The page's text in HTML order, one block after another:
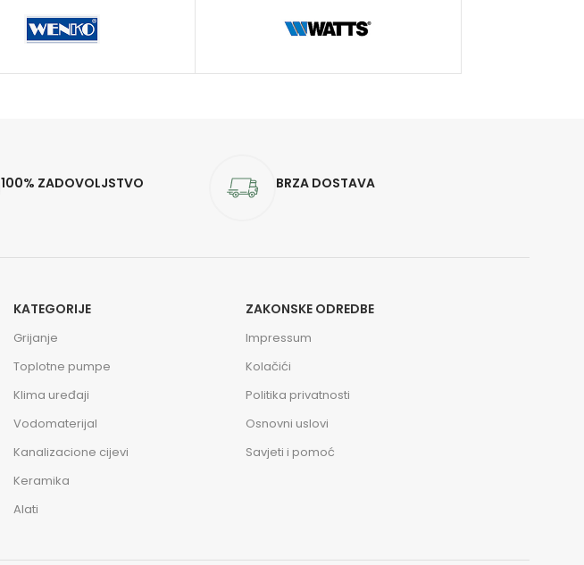
100% ZADOVOLJSTVO BRZA DOSTAVA
KATEGORIJE
Grijanje
Toplotne pumpe
Klima uređaji
Vodomaterijal
Kanalizacione cijevi
Keramika
Alati
ZAKONSKE ODREDBE
Impressum
Kolačići
Politika privatnosti
Osnovni uslovi
Savjeti i pomoć